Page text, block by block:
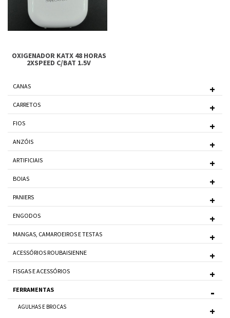
CANAS
CARRETOS
FIOS
ANZÓIS
ARTIFICIAIS
BOIAS
PANIERS
ENGODOS
MANGAS, CAMAROEIROS E TESTAS
ACESSÓRIOS ROUBAISIENNE
FISGAS E ACESSÓRIOS
FERRAMENTAS
AGULHAS E BROCAS
OXIGENADOR KATX 48 HORAS
2XSPEED C/BAT 1.5V